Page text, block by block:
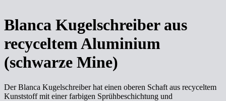
Blanca Kugelschreiber aus
recyceltem Aluminium
(schwarze Mine)
Der Blanca Kugelschreiber hat einen oberen Schaft aus recyceltem
Kunststoff mit einer farbigen Sprühbeschichtung und